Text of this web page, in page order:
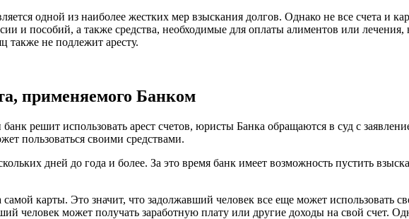
одной из наиболее жестких мер взыскания долгов. Однако не все счета и
и пособий, а также средства, необходимые для оплаты алиментов или
также не подлежит аресту.
применяемого Банком
решит использовать арест счетов, юристы Банка обращаются в суд с
пользоваться своими средствами.
дней до года и более. За это время банк имеет возможность пустить
карты. Это значит, что задолжавший человек все еще может использовать
человек может получать заработную плату или другие доходы на свой счет.